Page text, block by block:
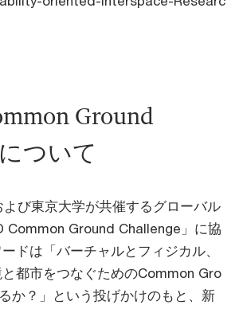
Ground
ついて
よび東京大学が共催するグローバル
Common Ground Challenge」に協
ドは「バーチャルとフィジカル、
都市をつなぐためのCommon Gro
か？」という投げかけのもと、新